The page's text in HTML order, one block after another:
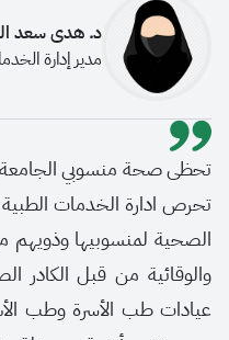
د. هدى سعد
مدير إدارة
تحظى صحة منسوبي الجامعة
تحرص ادارة الخدمات
الصحية لمنسوبيها وذويهم
والوقائية من قبل الكادر
عيادات طب الأسرة وطب